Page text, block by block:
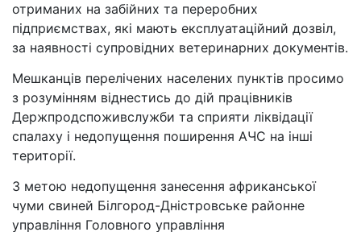
отриманих на забійних та переробних
підприємствах, які мають експлуатаційний дозвіл,
за наявності супровідних ветеринарних документів.
Мешканців перелічених населених пунктів просимо
з розумінням віднестись до дій працівників
Держпродспоживслужби та сприяти ліквідації
спалаху і недопущення поширення АЧС на інші
території.
З метою недопущення занесення африканської
чуми свиней Білгород-Дністровське районне
управління Головного управління